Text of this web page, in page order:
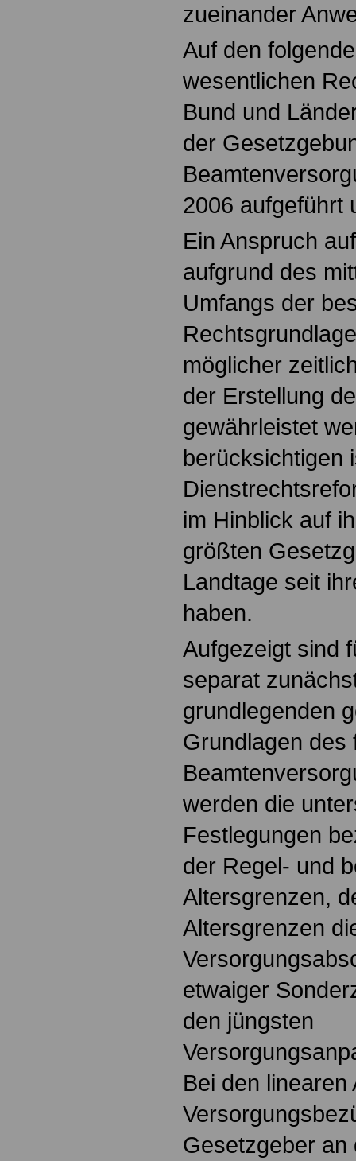
zueinander
Auf den
wesentlichen
Bund und
der
2006 aufgeführt
Ein Anspruch
aufgrund des
Umfangs der
möglicher
der Erstellung
gewährleistet
berücksichtigen
im Hinblick auf
größten
Landtage seit
haben.
Aufgezeigt sind
separat
grundlegenden
Grundlagen des
werden die
Festlegungen
der Regel- und
Altersgrenzen,
Altersgrenzen
etwaiger
den jüngsten
Bei den
Gesetzgeber